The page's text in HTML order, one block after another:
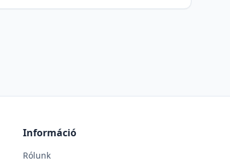
Információ
Rólunk